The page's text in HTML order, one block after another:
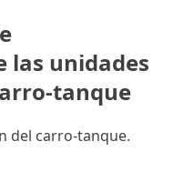
las unidades
tanque
del carro-tanque.